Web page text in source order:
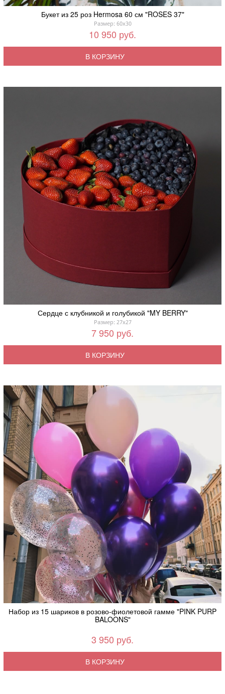
Букет из 25 роз Hermosa 60 см "ROSES 37"
Размер: 60x30
10 950 руб.
В КОРЗИНУ
Сердце с клубникой и голубикой "MY BERRY"
Размер: 27x27
7 950 руб.
В КОРЗИНУ
Набор из 15 шариков в розово-фиолетовой гамме "PINK PURP
BALOONS"
3 950 руб.
В КОРЗИНУ